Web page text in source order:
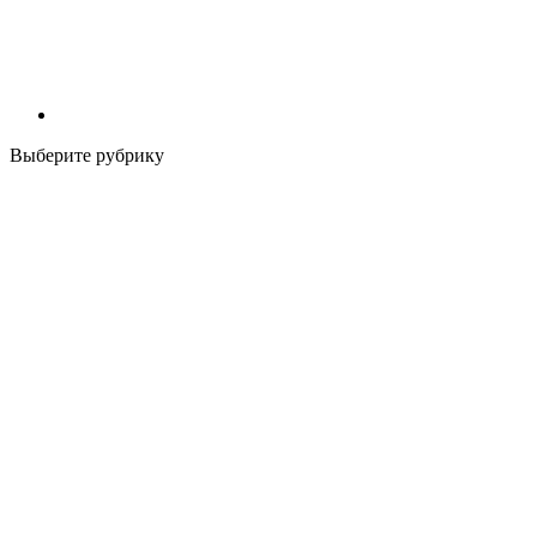
Выберите рубрику